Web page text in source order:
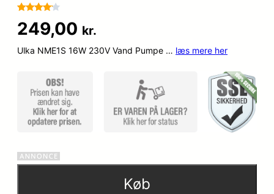
som4
kundebed
ømmels
249,00 kr.
Ulka NME1S 16W 230V Vand Pumpe … læs mere her
Køb